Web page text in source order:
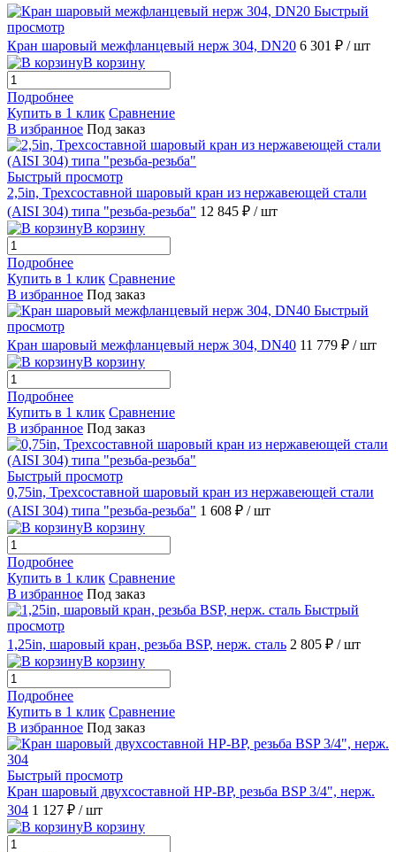
Быстрый
просмотр
Кран шаровый межфланцевый нерж 304, DN20 6 301 ₽ / шт
В корзину
Подробнее
Купить в 1 клик Сравнение
В избранное Под заказ
Быстрый просмотр
2,5in, Трехсоставной шаровый кран из нержавеющей стали
(AISI 304) типа "резьба-резьба" 12 845 ₽ / шт
В корзину
Подробнее
Купить в 1 клик Сравнение
В избранное Под заказ
Быстрый
просмотр
Кран шаровый межфланцевый нерж 304, DN40 11 779 ₽ / шт
В корзину
Подробнее
Купить в 1 клик Сравнение
В избранное Под заказ
Быстрый просмотр
0,75in, Трехсоставной шаровый кран из нержавеющей стали
(AISI 304) типа "резьба-резьба" 1 608 ₽ / шт
В корзину
Подробнее
Купить в 1 клик Сравнение
В избранное Под заказ
Быстрый
просмотр
1,25in, шаровый кран, резьба BSP, нерж. сталь 2 805 ₽ / шт
В корзину
Подробнее
Купить в 1 клик Сравнение
В избранное Под заказ
Быстрый просмотр
Кран шаровый двухсоставной НР-ВР, резьба BSP 3/4", нерж.
304 1 127 ₽ / шт
В корзину